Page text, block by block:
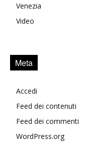
Venezia
Video
Meta
Accedi
Feed dei contenuti
Feed dei commenti
WordPress.org